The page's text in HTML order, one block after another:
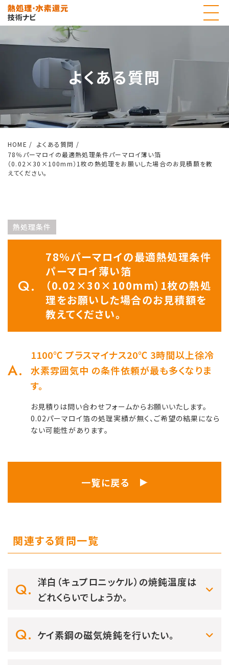
よくある質問
HOME
よくある質問
78％パーマロイの最適熱処理条件パーマロイ薄い箔
（0.02×30×100mm）1枚の熱処理をお願いした場合のお見積額を教
えてください。
熱処理条件
78％パーマロイの最適熱処理条件
パーマロイ薄い箔
（0.02×30×100mm）1枚の熱処
理をお願いした場合のお見積額を
教えてください。
1100℃ プラスマイナス20℃ 3時間以上徐冷
水素雰囲気中 の条件依頼が最も多くなりま
す。
お見積りは問い合わせフォームからお願いいたします。
0.02パーマロイ箔の処理実績が無く、ご希望の結果になら
ない可能性があります。
一覧に戻る
関連する質問一覧
洋白（キュプロニッケル）の焼鈍温度は
どれくらいでしょうか。
ケイ素鋼の磁気焼鈍を行いたい。